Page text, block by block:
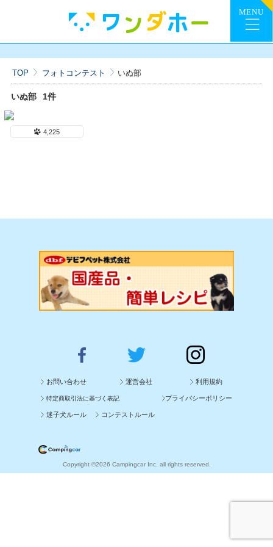
TOP フォトコンテスト いぬ部
いぬ部 1件
4,225
お問い合わせ 運営会社 利用規約
特定商取引法に基づく表記 プライバシーポリシー
迷子犬ルール コンテストルール
Copyright ©2026 Campingcar Inc. all rights reserved.